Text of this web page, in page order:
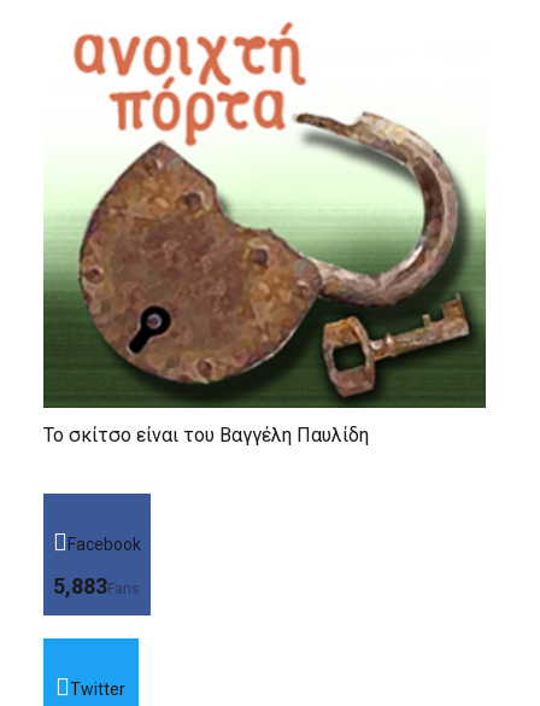
Το σκίτσο είναι του Βαγγέλη Παυλίδη
Facebook
5,883Fans
Twitter